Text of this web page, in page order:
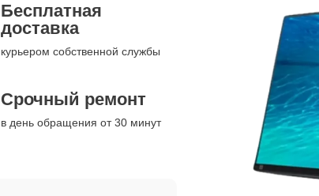
Бесплатная
доставка
курьером собственной службы
Срочный ремонт
в день обращения от 30 минут